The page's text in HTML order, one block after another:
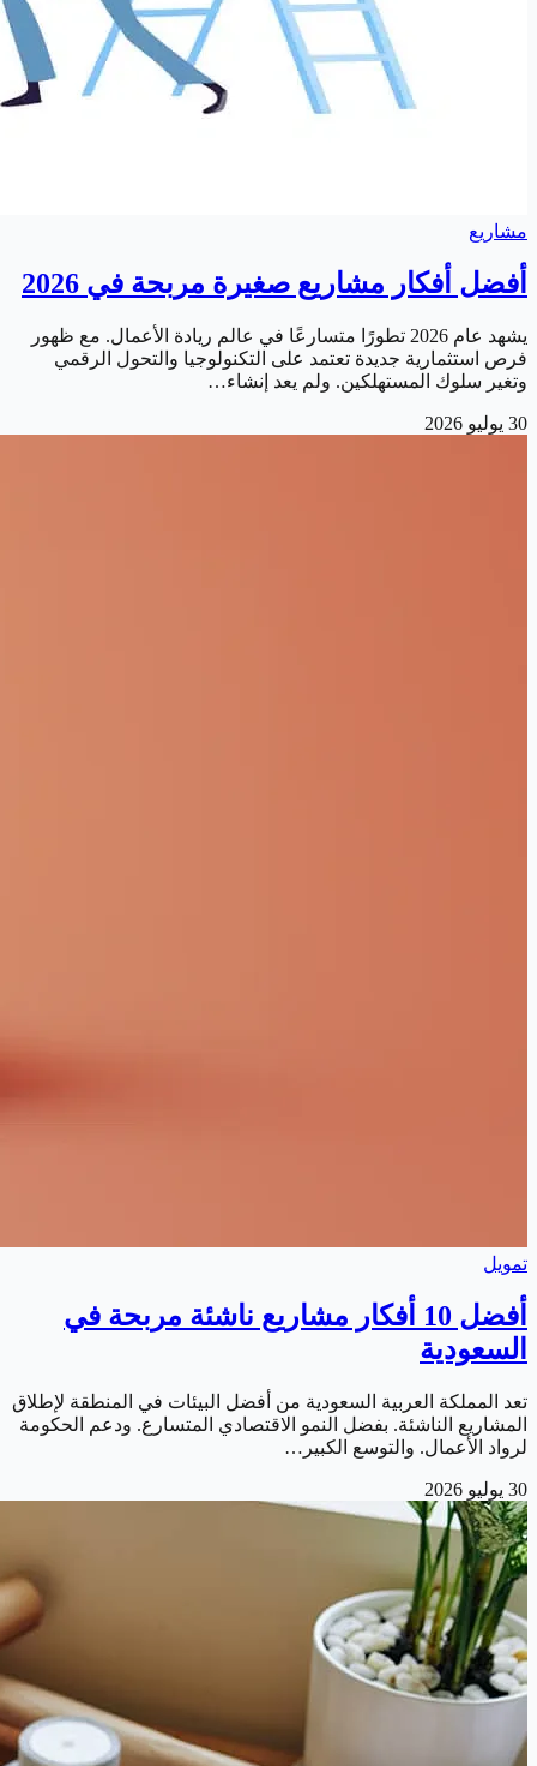
مشاريع
أفضل أفكار مشاريع صغيرة مربحة في 2026
يشهد عام 2026 تطورًا متسارعًا في عالم ريادة الأعمال. مع ظهور
فرص استثمارية جديدة تعتمد على التكنولوجيا والتحول الرقمي
وتغير سلوك المستهلكين. ولم يعد إنشاء…
30 يوليو 2026
تمويل
أفضل 10 أفكار مشاريع ناشئة مربحة في
السعودية
تعد المملكة العربية السعودية من أفضل البيئات في المنطقة لإطلاق
المشاريع الناشئة. بفضل النمو الاقتصادي المتسارع. ودعم الحكومة
لرواد الأعمال. والتوسع الكبير…
30 يوليو 2026